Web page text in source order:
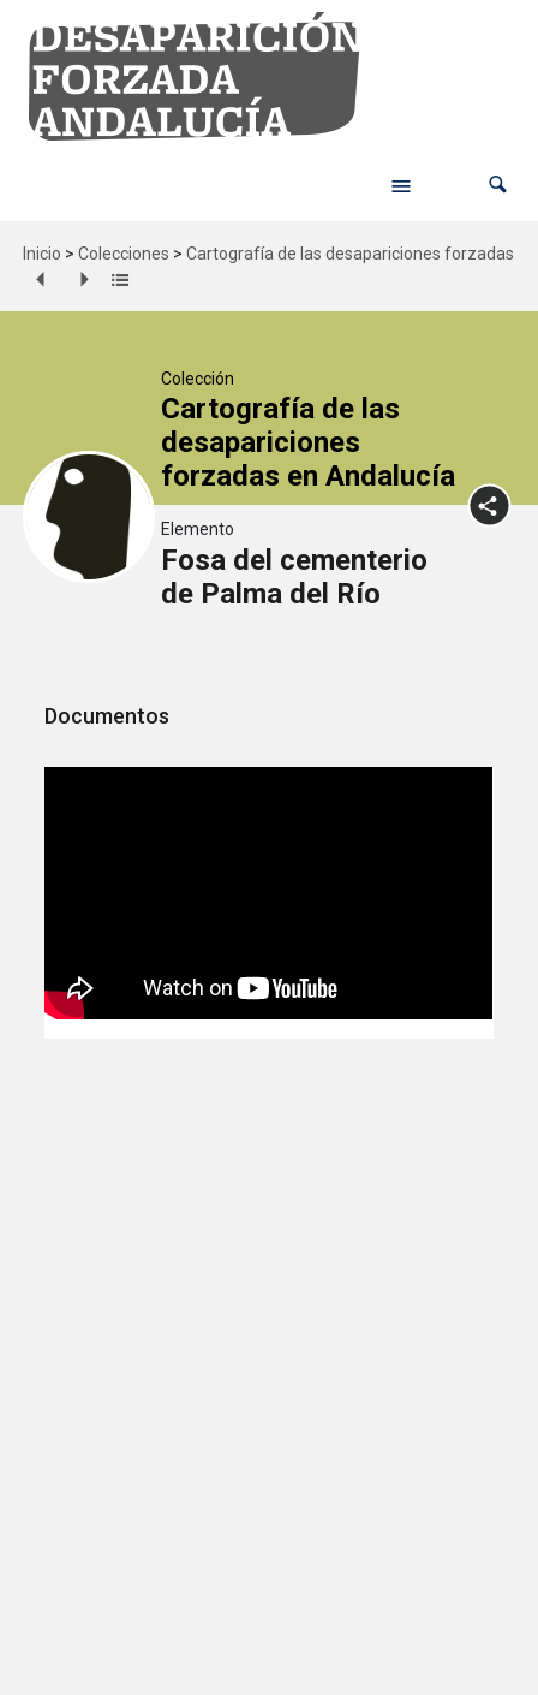
Inicio > Colecciones > Cartografía de las desapariciones forzadas
Colección
Cartografía de las
desapariciones
forzadas en Andalucía
Elemento
Fosa del cementerio
de Palma del Río
Documentos